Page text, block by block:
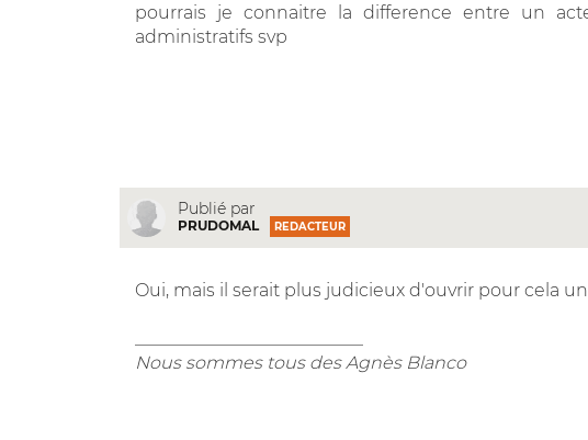
pourrais je connaitre la difference entre un
administratifs svp
Publié par
PRUDOMAL REDACTEUR
Oui, mais il serait plus judicieux d'ouvrir pour cela
Nous sommes tous des Agnès Blanco